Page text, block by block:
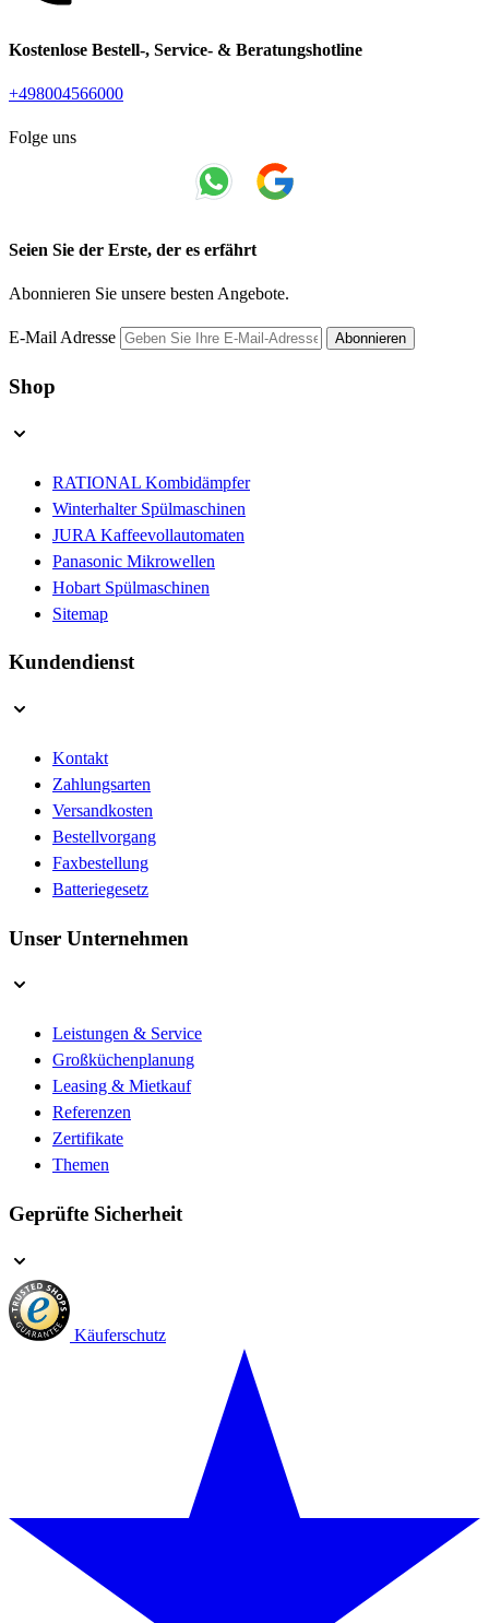
Kostenlose Bestell-, Service- & Beratungshotline
+498004566000
Folge uns
Seien Sie der Erste, der es erfährt
Abonnieren Sie unsere besten Angebote.
E-Mail Adresse Abonnieren
Shop
RATIONAL Kombidämpfer
Winterhalter Spülmaschinen
JURA Kaffeevollautomaten
Panasonic Mikrowellen
Hobart Spülmaschinen
Sitemap
Kundendienst
Kontakt
Zahlungsarten
Versandkosten
Bestellvorgang
Faxbestellung
Batteriegesetz
Unser Unternehmen
Leistungen & Service
Großküchenplanung
Leasing & Mietkauf
Referenzen
Zertifikate
Themen
Geprüfte Sicherheit
Käuferschutz